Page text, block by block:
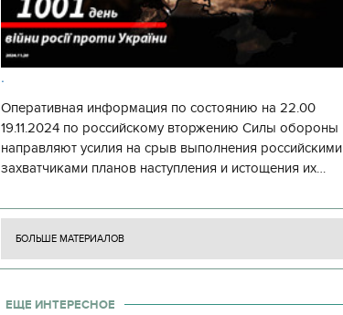
.
Оперативная информация по состоянию на 22.00
19.11.2024 по российскому вторжению Силы обороны
направляют усилия на срыв выполнения российскими
захватчиками планов наступления и истощения их
боевых ст
БОЛЬШЕ МАТЕРИАЛОВ
ЕЩЕ ИНТЕРЕСНОЕ